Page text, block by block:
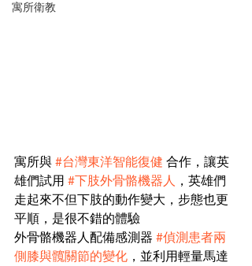
寓所衛教
寓所與 #台灣東洋智能復健 合作，讓英
雄們試用 #下肢外骨骼機器人 ，英雄們
走起來不但下肢的動作變大，步態也更
平順，是很不錯的體驗
外骨骼機器人配備感測器 #偵測患者兩
側膝與髖關節的變化 ，並利用輕量馬達